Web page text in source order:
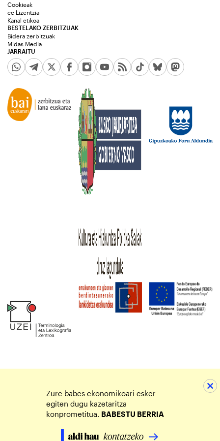
JARRAITU
Cookieak
cc Lizentzia
Kanal etikoa
BESTELAKO ZERBITZUAK
Bidera zerbitzuak
Midas Media
Zure babes ekonomikoari esker
egiten dugu kazetaritza
konprometitua. BABESTU BERRIA